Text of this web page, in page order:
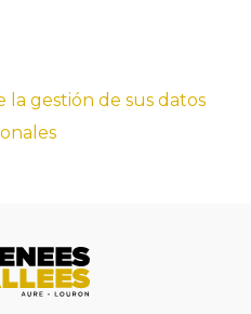
la gestión de sus datos